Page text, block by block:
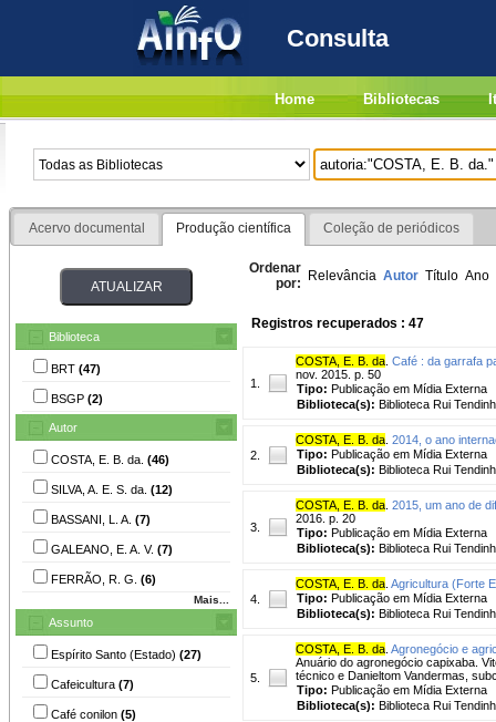
Consulta
Home Bibliotecas
Acervo documental Produção científica Coleção de periódicos
Biblioteca
BRT (47)
BSGP (2)
Autor
COSTA, E. B. da. (46)
SILVA, A. E. S. da. (12)
BASSANI, L. A. (7)
GALEANO, E. A. V. (7)
FERRÃO, R. G. (6)
Mais...
Assunto
Espírito Santo (Estado) (27)
Cafeicultura (7)
Café conilon (5)
Ordenar
por: Relevância Autor Título Ano
Registros recuperados : 47
1.
COSTA, E. B. da Café : da garrafa
nov. 2015. p. 50
Tipo: Publicação em Mídia Externa
Biblioteca(s): Biblioteca Rui
2.
COSTA, E. B. da 2014, o ano
Tipo: Publicação em Mídia Externa
Biblioteca(s): Biblioteca Rui
3.
COSTA, E. B. da 2015, um ano de
2016. p. 20
Tipo: Publicação em Mídia Externa
Biblioteca(s): Biblioteca Rui
4.
COSTA, E. B. da Agricultura (Forte
Tipo: Publicação em Mídia Externa
Biblioteca(s): Biblioteca Rui
5.
COSTA, E. B. da Agronegócio e
Anuário do agronegócio capixaba.
técnico e Danieltom Vandermas,
Tipo: Publicação em Mídia Externa
Biblioteca(s): Biblioteca Rui